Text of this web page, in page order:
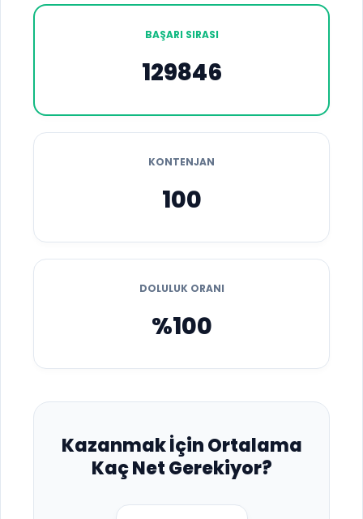
BAŞARI SIRASI
129846
KONTENJAN
100
DOLULUK ORANI
%100
Kazanmak İçin Ortalama
Kaç Net Gerekiyor?